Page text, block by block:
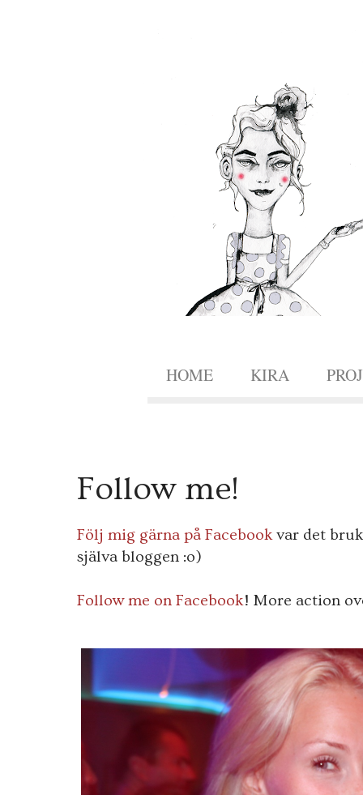
HOME KIRA
Follow me!
Följ mig gärna på Facebookvar det
själva bloggen :o)
Follow me on Facebook! More action